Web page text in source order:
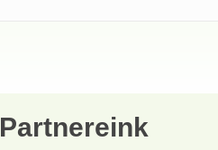
Partnereink